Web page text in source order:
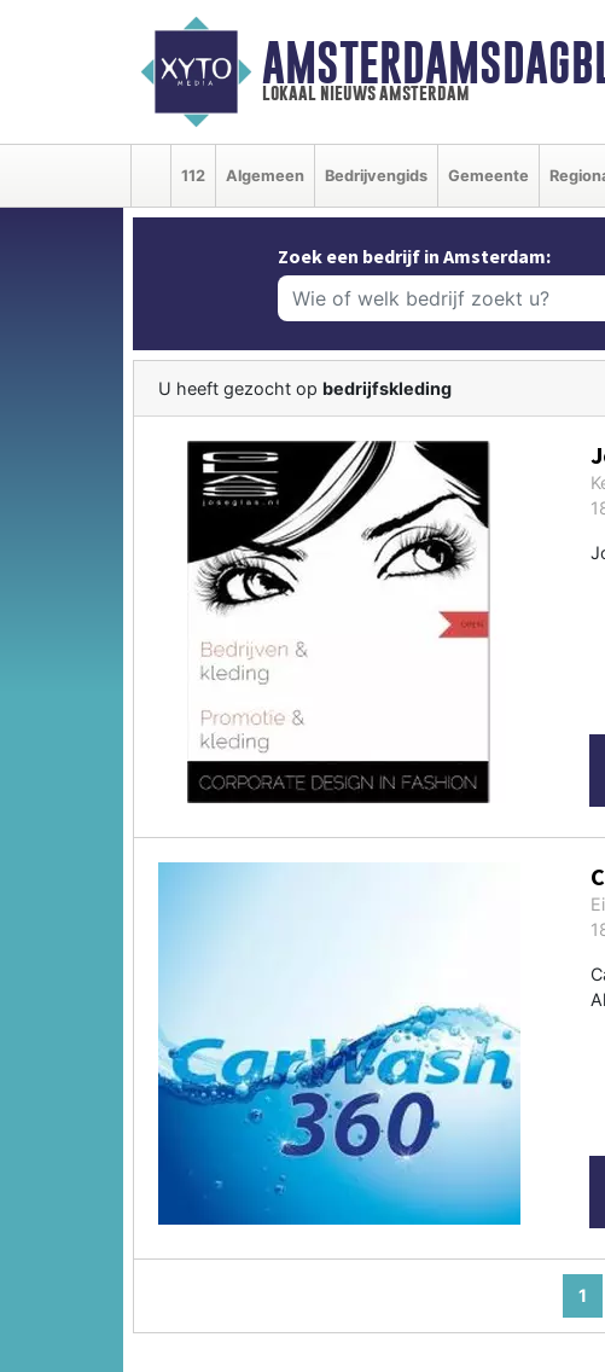
lokaal nieuws amsterdam
112 Algemeen Bedrijvengids Gemeente
Zoek een bedrijf in Amsterdam:
U heeft gezocht op bedrijfskleding
1